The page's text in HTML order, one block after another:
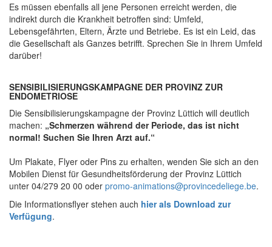
Es müssen ebenfalls all jene Personen erreicht werden, die
indirekt durch die Krankheit betroffen sind: Umfeld,
Lebensgefährten, Eltern, Ärzte und Betriebe. Es ist ein Leid, das
die Gesellschaft als Ganzes betrifft. Sprechen Sie in Ihrem Umfeld
darüber!
SENSIBILISIERUNGSKAMPAGNE DER PROVINZ ZUR
ENDOMETRIOSE
Die Sensibilisierungskampagne der Provinz Lüttich will deutlich
machen: „Schmerzen während der Periode, das ist nicht
normal! Suchen Sie Ihren Arzt auf.“
Um Plakate, Flyer oder Pins zu erhalten, wenden Sie sich an den
Mobilen Dienst für Gesundheitsförderung der Provinz Lüttich
unter 04/279 20 00 oder promo-animations@provincedeliege.be.
Die Informationsflyer stehen auch hier als Download zur
Verfügung.